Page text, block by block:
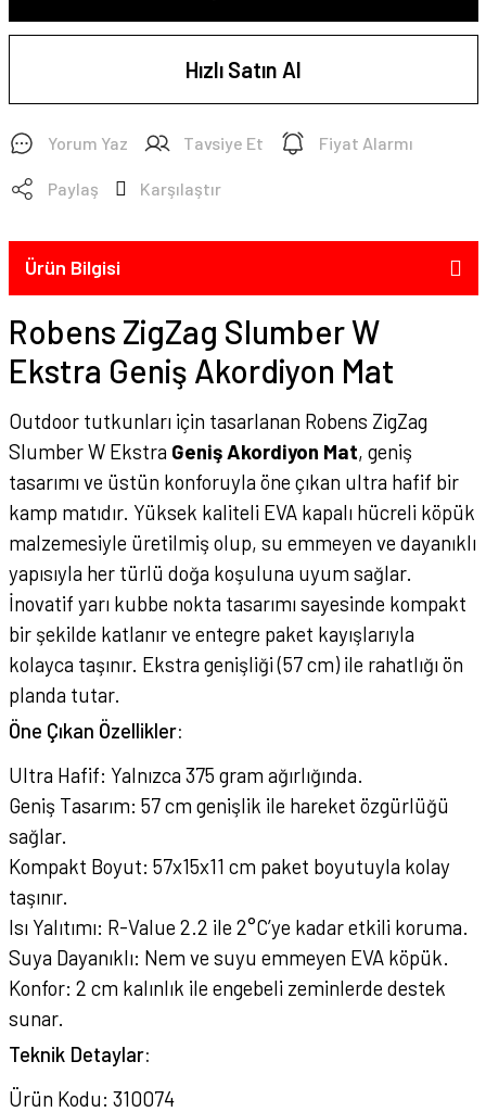
Hızlı Satın Al
Yorum Yaz Tavsiye Et Fiyat Alarmı
Paylaş Karşılaştır
Ürün Bilgisi
Robens ZigZag Slumber W
Ekstra Geniş Akordiyon Mat
Outdoor tutkunları için tasarlanan Robens ZigZag
Slumber W Ekstra Geniş Akordiyon Mat, geniş
tasarımı ve üstün konforuyla öne çıkan ultra hafif bir
kamp matıdır. Yüksek kaliteli EVA kapalı hücreli köpük
malzemesiyle üretilmiş olup, su emmeyen ve dayanıklı
yapısıyla her türlü doğa koşuluna uyum sağlar.
İnovatif yarı kubbe nokta tasarımı sayesinde kompakt
bir şekilde katlanır ve entegre paket kayışlarıyla
kolayca taşınır. Ekstra genişliği (57 cm) ile rahatlığı ön
planda tutar.
Öne Çıkan Özellikler:
Ultra Hafif: Yalnızca 375 gram ağırlığında.
Geniş Tasarım: 57 cm genişlik ile hareket özgürlüğü
sağlar.
Kompakt Boyut: 57x15x11 cm paket boyutuyla kolay
taşınır.
Isı Yalıtımı: R-Value 2.2 ile 2°C’ye kadar etkili koruma.
Suya Dayanıklı: Nem ve suyu emmeyen EVA köpük.
Konfor: 2 cm kalınlık ile engebeli zeminlerde destek
sunar.
Teknik Detaylar:
Ürün Kodu: 310074